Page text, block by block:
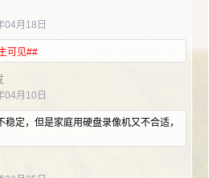
04月18日
可见##
04月10日
稳定，但是家庭用硬盘录像机又不合适，